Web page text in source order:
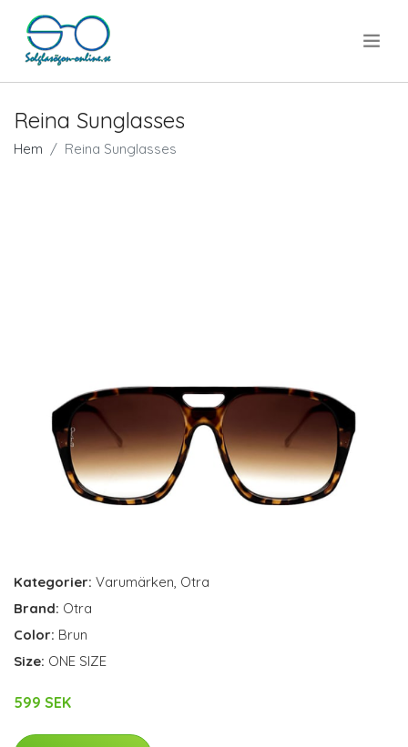
Reina Sunglasses
Hem Reina Sunglasses
Kategorier: Varumärken, Otra
Brand: Otra
Color: Brun
Size: ONE SIZE
599 SEK